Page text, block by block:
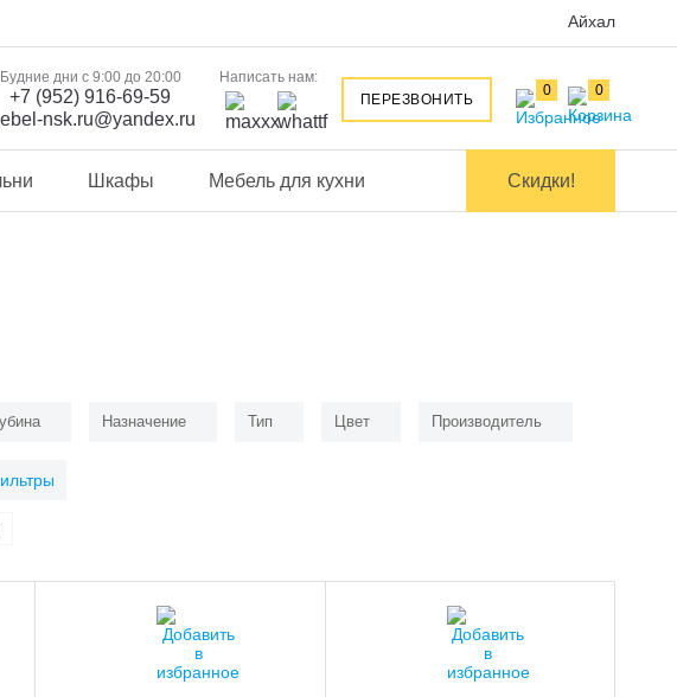
Айхал
0 0
ПЕРЕЗВОНИТЬ
Написать нам:
Будние дни с 9:00 до 20:00
+7 (952) 916-69-59
nsk.ru@yandex.ru
Шкафы Мебель для кухни Скидки!
Назначение Тип Цвет Производитель